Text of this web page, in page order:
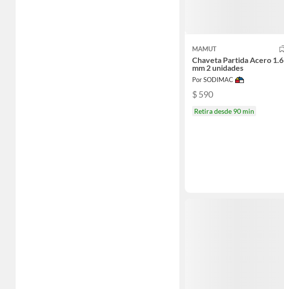
MAMUT
Chaveta Partida Acero 1.6
mm 2 unidades
Por SODIMAC
$ 590
Retira desde 90 min